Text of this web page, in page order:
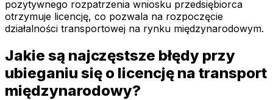
pozytywnego rozpatrzenia wniosku przedsiębiorca
otrzymuje licencję, co pozwala na rozpoczęcie
działalności transportowej na rynku międzynarodowym.
Jakie są najczęstsze błędy przy
ubieganiu się o licencję na transport
międzynarodowy?